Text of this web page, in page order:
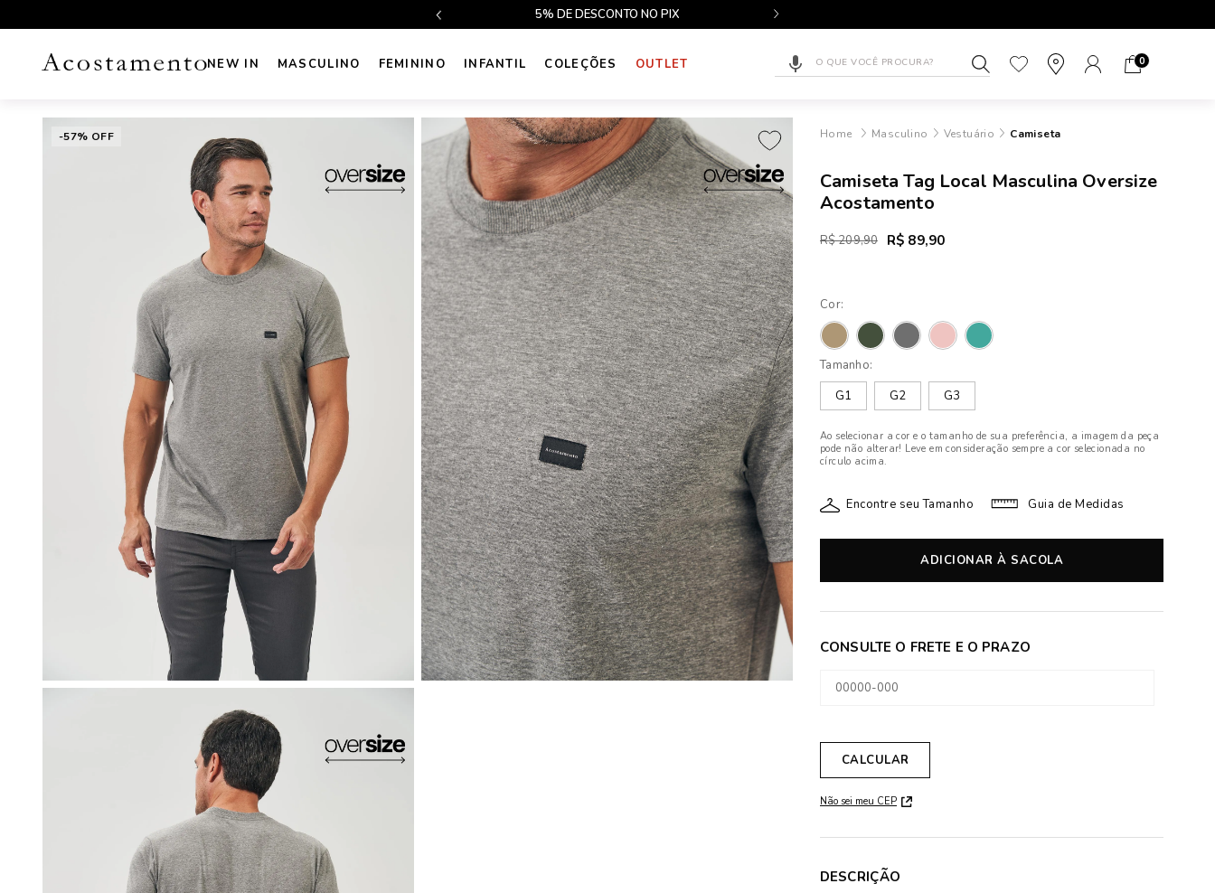
5% DE DESCONTO NO PIX
NEW IN MASCULINO FEMININO INFANTIL COLEÇÕES OUTLET 0
-57% OFF Masculino Vestuário Camiseta
Camiseta Tag Local Masculina Oversize
Acostamento
R$ 209,90 R$ 89,90
Cor:
Tamanho:
G1
G2 G3
Ao selecionar a cor e o tamanho de sua preferência, a imagem da peça
pode não alterar! Leve em consideração sempre a cor selecionada no
círculo acima.
Encontre seu Tamanho Guia de Medidas
ADICIONAR À SACOLA
Não sei meu CEP
DESCRIÇÃO